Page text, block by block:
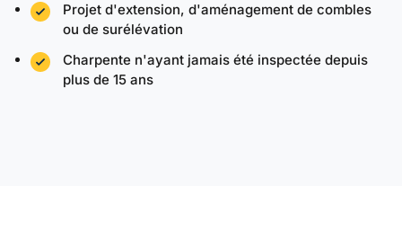
Projet d'extension, d'aménagement de combles
ou de surélévation
Charpente n'ayant jamais été inspectée depuis
plus de 15 ans